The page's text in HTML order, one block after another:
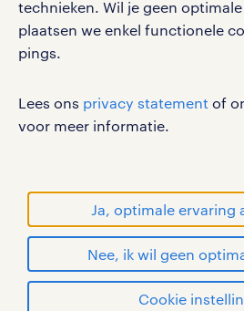
technieken. Wil je geen
plaatsen we enkel functionele
pings.
Lees ons privacy statement of
voor meer informatie.
Ja, optimale ervaring
Nee, ik wil geen
Cookie
disclaimer
sitemap
RANDSTAD, HUMAN FORWARD
WORLD OF WORK zijn